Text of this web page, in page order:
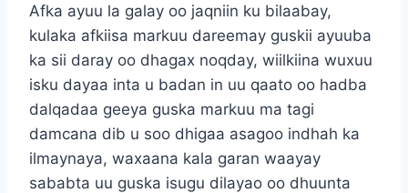
Afka ayuu la galay oo jaqniin ku bilaabay,
kulaka afkiisa markuu dareemay guskii ayuuba
ka sii daray oo dhagax noqday, wiilkiina wuxuu
isku dayaa inta u badan in uu qaato oo hadba
dalqadaa geeya guska markuu ma tagi
damcana dib u soo dhigaa asagoo indhah ka
ilmaynaya, waxaana kala garan waayay
sababta uu guska isugu dilayao oo dhuunta